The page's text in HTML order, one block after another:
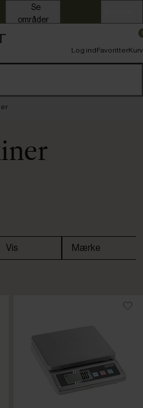
områder
Log indFavoritterKurv
Vis
Fast lavpris
Mærke